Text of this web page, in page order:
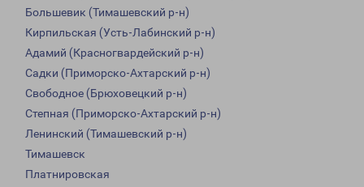
Большевик (Тимашевский р-н)
Кирпильская (Усть-Лабинский р-н)
Адамий (Красногвардейский р-н)
Садки (Приморско-Ахтарский р-н)
Свободное (Брюховецкий р-н)
Степная (Приморско-Ахтарский р-н)
Ленинский (Тимашевский р-н)
Тимашевск
Платнировская